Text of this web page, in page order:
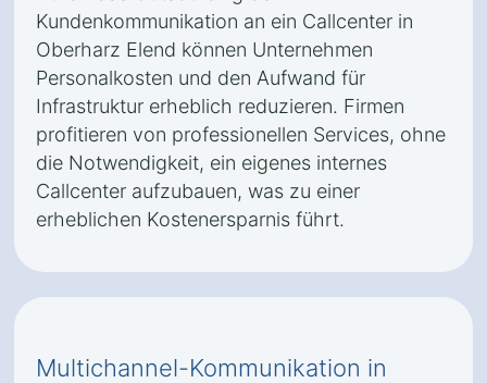
Kundenkommunikation an ein Callcenter in
Oberharz Elend können Unternehmen
Personalkosten und den Aufwand für
Infrastruktur erheblich reduzieren. Firmen
profitieren von professionellen Services, ohne
die Notwendigkeit, ein eigenes internes
Callcenter aufzubauen, was zu einer
erheblichen Kostenersparnis führt.
Multichannel-Kommunikation in